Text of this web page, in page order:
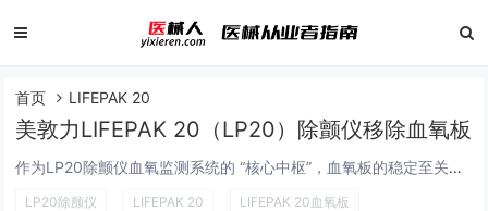
首页 LIFEPAK 20
美敦力LIFEPAK 20（LP20）除颤仪移除血氧板
作为LP20除颤仪血氧监测系统的 “核心中枢”，血氧板的稳定至关重要。当需要对血氧板进行检修或更换时，正确的移除操作是关键前提。很多从业者在这一步常遇到部件卡滞、线路混淆等问题。今天，我们就针对美敦力LIFEPAK 20（LP20）除颤仪血...
LP20除颤仪 LIFEPAK 20 LIFEPAK 20血氧板